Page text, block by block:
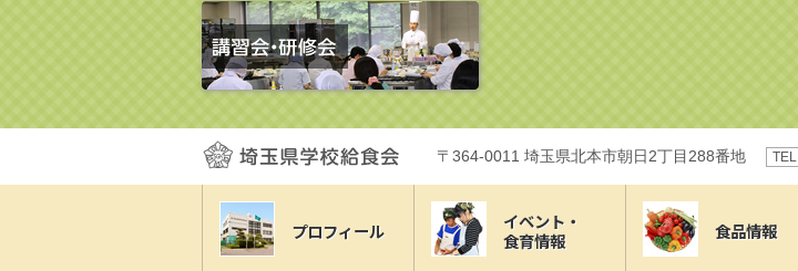
〒364-0011 埼玉県北本市朝日2丁目288番地 TEL
プロフィール
イベント・
食育情報
食品情報